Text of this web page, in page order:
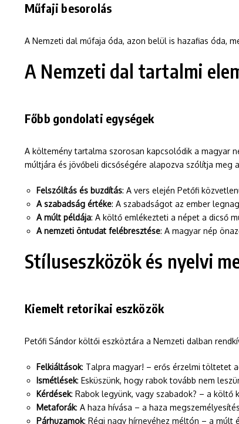
Műfaji besorolás
A Nemzeti dal műfaja óda, azon belül is hazafias óda,
A Nemzeti dal tartalmi
Főbb gondolati egységek
A költemény tartalma szorosan kapcsolódik a magyar
múltjára és jövőbeli dicsőségére alapozva szólítja meg
Felszólítás és buzdítás: A vers elején Petőfi
A szabadság értéke: A szabadságot az ember
A múlt példája: A költő emlékezteti a népet a dicső
A nemzeti öntudat felébresztése: A magyar nép
Stíluseszközök és nyelvi
Kiemelt retorikai eszközök
Petőfi Sándor költői eszköztára a Nemzeti dalban
Felkiáltások: Talpra magyar! – erős érzelmi töltetet
Ismétlések: Esküszünk, hogy rabok tovább nem
Kérdések: Rabok legyünk, vagy szabadok? – a
Metaforák: A haza hívása – a haza
Párhuzamok: Régi nagy hírnevéhez méltón – a múlt